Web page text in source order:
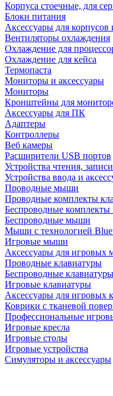
Корпуса стоечные, для
Блоки питания
Аксессуары для корпусов
Вентиляторы охлаждения
Охлаждение для
Охлаждение для кейса
Термопаста
Мониторы и аксессуары
Мониторы
Кронштейны для
Аксессуары для ПК
Адаптеры
Контроллеры
Веб камеры
Расширители USB портов
Устройства чтения, записи
Устройства ввода и
Проводные мыши
Проводные комплекты
Беспроводные
Беспроводные мыши
Мыши с технологией
Игровые мыши
Аксессуары для игровых
Проводные клавиатуры
Беспроводные клавиатуры
Игровые клавиатуры
Аксессуары для игровых
Коврики с тканевой
Профессиональные
Игровые кресла
Игровые столы
Игровые устройства
Симуляторы и аксессуары